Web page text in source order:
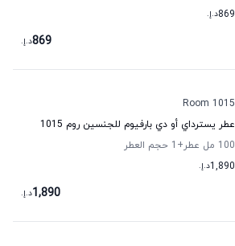
869د.إ.
869د.إ.
Room 1015
عطر يسترداي أو دي بارفيوم للجنسين روم 1015
100 مل عطر
+1
حجم العطر
1,890د.إ.
1,890د.إ.